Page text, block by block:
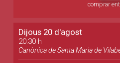
comprar
Dijous 20 d'agost
20:30 h
Canònica de Santa Maria de